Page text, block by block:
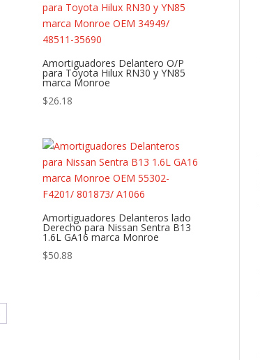
Amortiguadores Delantero O/P
para Toyota Hilux RN30 y YN85
marca Monroe
$26.18
Amortiguadores Delanteros lado
Derecho para Nissan Sentra B13
1.6L GA16 marca Monroe
$50.88